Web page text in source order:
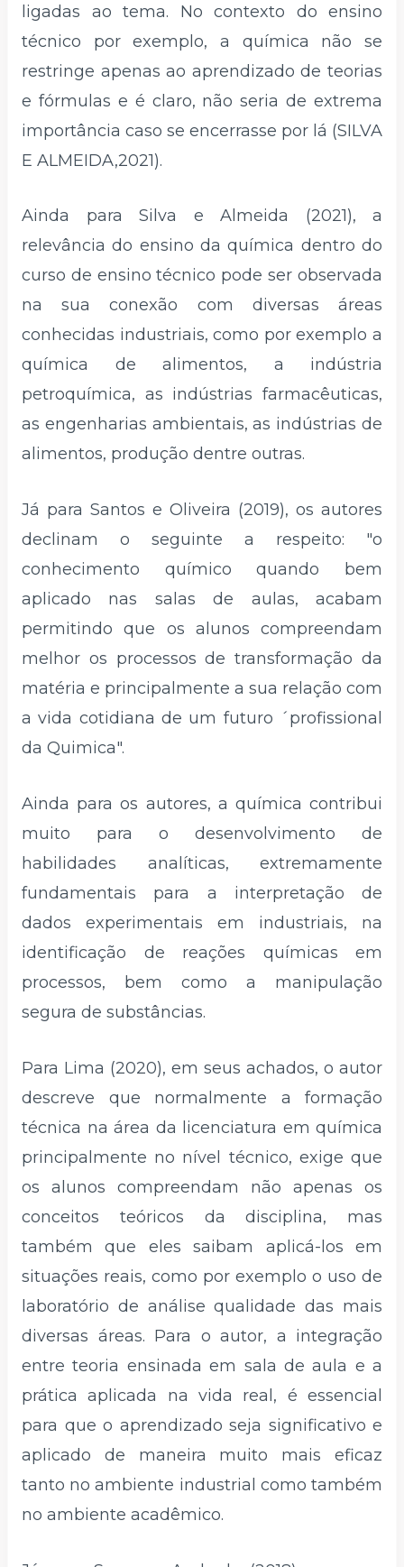
ligadas ao tema. No contexto do ensino
técnico por exemplo, a química não se
restringe apenas ao aprendizado de teorias
e fórmulas e é claro, não seria de extrema
importância caso se encerrasse por lá (SILVA
E ALMEIDA,2021).
Ainda para Silva e Almeida (2021), a
relevância do ensino da química dentro do
curso de ensino técnico pode ser observada
na sua conexão com diversas áreas
conhecidas industriais, como por exemplo a
química de alimentos, a indústria
petroquímica, as indústrias farmacêuticas,
as engenharias ambientais, as indústrias de
alimentos, produção dentre outras.
Já para Santos e Oliveira (2019), os autores
declinam o seguinte a respeito: "o
conhecimento químico quando bem
aplicado nas salas de aulas, acabam
permitindo que os alunos compreendam
melhor os processos de transformação da
matéria e principalmente a sua relação com
a vida cotidiana de um futuro ´profissional
da Quimica".
Ainda para os autores, a química contribui
muito para o desenvolvimento de
habilidades analíticas, extremamente
fundamentais para a interpretação de
dados experimentais em industriais, na
identificação de reações químicas em
processos, bem como a manipulação
segura de substâncias.
Para Lima (2020), em seus achados, o autor
descreve que normalmente a formação
técnica na área da licenciatura em química
principalmente no nível técnico, exige que
os alunos compreendam não apenas os
conceitos teóricos da disciplina, mas
também que eles saibam aplicá-los em
situações reais, como por exemplo o uso de
laboratório de análise qualidade das mais
diversas áreas. Para o autor, a integração
entre teoria ensinada em sala de aula e a
prática aplicada na vida real, é essencial
para que o aprendizado seja significativo e
aplicado de maneira muito mais eficaz
tanto no ambiente industrial como também
no ambiente acadêmico.